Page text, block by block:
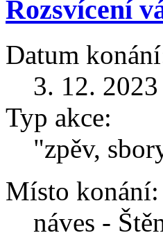
Rozsvícení
Datum
3. 12. 2023
Typ akce:
"zpěv,
Místo konání:
náves -